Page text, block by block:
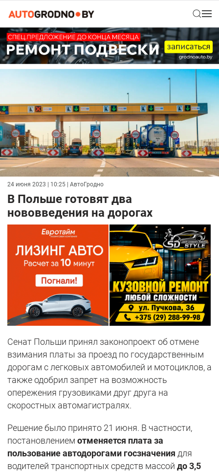
24 июня 2023 | 10:25 | АвтоГродно
В Польше готовят два
нововведения на дорогах
Сенат Польши принял законопроект об отмене
взимания платы за проезд по государственным
дорогам с легковых автомобилей и мотоциклов, а
также одобрил запрет на возможность
опережения грузовиками друг друга на
скоростных автомагистралях.
Решение было принято 21 июня. В частности,
постановлением отменяется плата за
пользование автодорогами госзначения для
водителей транспортных средств массой до 3,5